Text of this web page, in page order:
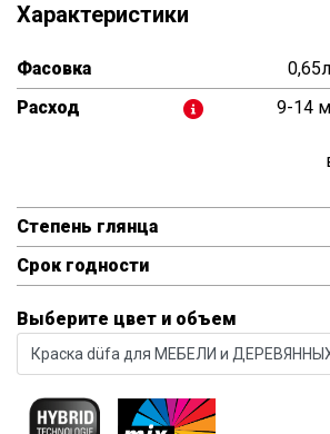
Характеристики
Фасовка
Расход
9-14
Степень глянца
Срок годности
Выберите цвет и объем